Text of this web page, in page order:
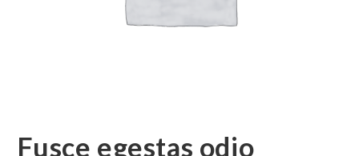
Fusce egestas odio